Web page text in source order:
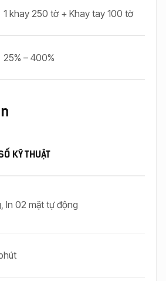
1 khay 250 tờ + Khay tay 100 tờ
25% – 400%
KỸ THUẬT
In 02 mặt tự động